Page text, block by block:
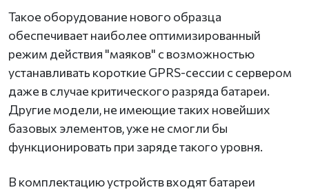
Такое оборудование нового образца
обеспечивает наиболее оптимизированный
режим действия "маяков" с возможностью
устанавливать короткие GPRS-сессии с сервером
даже в случае критического разряда батареи.
Другие модели, не имеющие таких новейших
базовых элементов, уже не смогли бы
функционировать при заряде такого уровня.
В комплектацию устройств входят батареи